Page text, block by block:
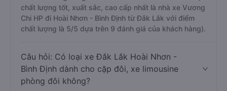
chất lượng tốt, xuất sắc, cao cấp nhất là nhà xe Vương
Chi HP đi Hoài Nhơn - Bình Định từ Đắk Lắk với điểm
chất lượng là 5/5 dựa trên 9 đánh giá của khách hàng).
Câu hỏi: Có loại xe Đắk Lắk Hoài Nhơn -
Bình Định dành cho cặp đôi, xe limousine
phòng đôi không?